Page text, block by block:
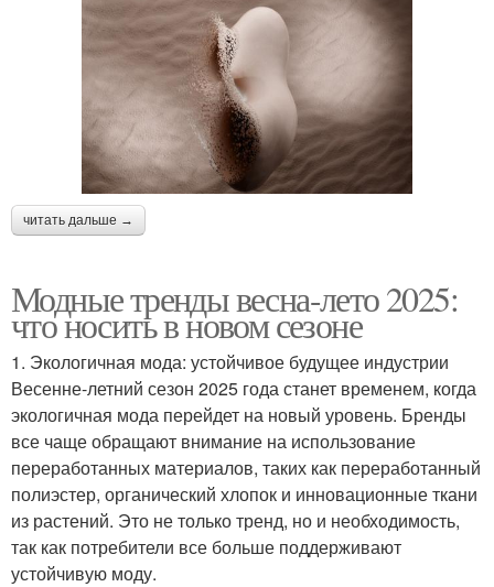
читать дальше →
Модные тренды весна-лето 2025:
что носить в новом сезоне
1. Экологичная мода: устойчивое будущее индустрии
Весенне-летний сезон 2025 года станет временем, когда
экологичная мода перейдет на новый уровень. Бренды
все чаще обращают внимание на использование
переработанных материалов, таких как переработанный
полиэстер, органический хлопок и инновационные ткани
из растений. Это не только тренд, но и необходимость,
так как потребители все больше поддерживают
устойчивую моду.